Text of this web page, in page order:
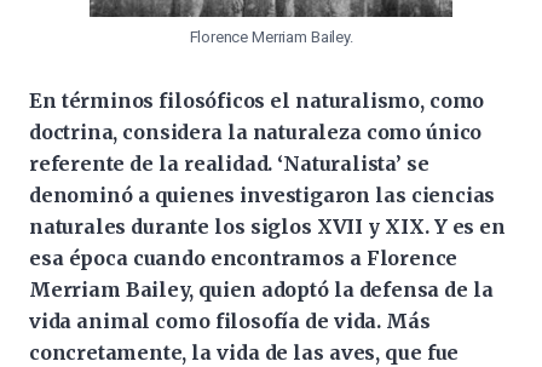
Florence Merriam Bailey.
En términos filosóficos el naturalismo, como
doctrina, considera la naturaleza como único
referente de la realidad. ‘Naturalista’ se
denominó a quienes investigaron las ciencias
naturales durante los siglos XVII y XIX. Y es en
esa época cuando encontramos a Florence
Merriam Bailey, quien adoptó la defensa de la
vida animal como filosofía de vida. Más
concretamente, la vida de las aves, que fue